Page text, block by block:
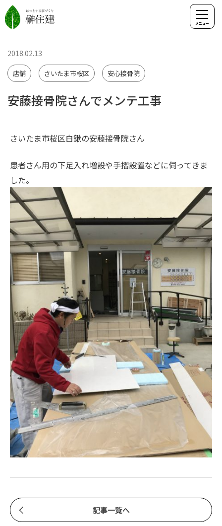
安藤接骨院さんでメンテ工事
2018.02.13
店舗 さいたま市桜区 安心接骨院
さいたま市桜区白鍬の安藤接骨院さん
患者さん用の下足入れ増設や手摺設置などに伺ってきま
した。
記事一覧へ